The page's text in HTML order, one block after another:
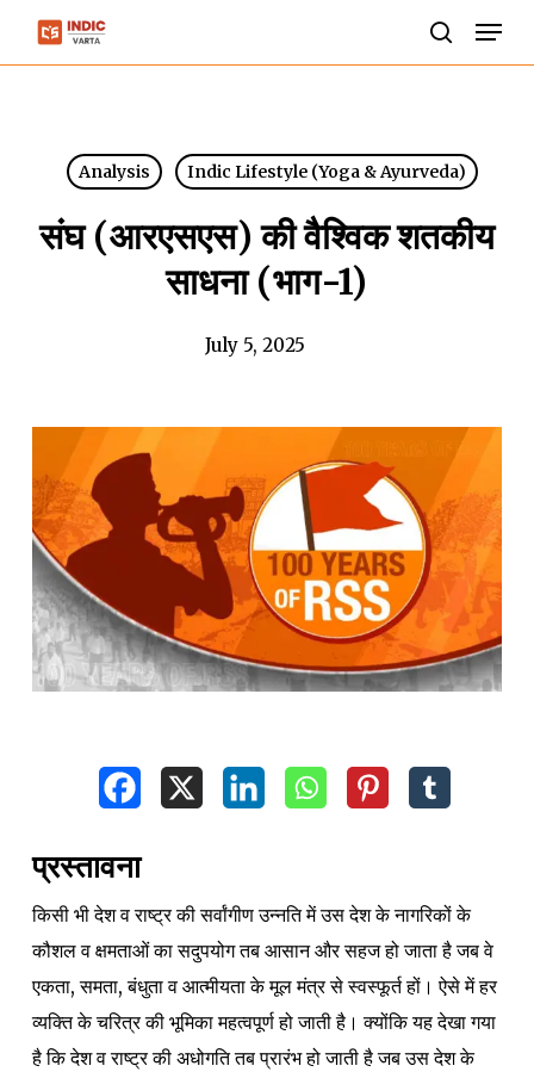
Skip
Analysis Indic Lifestyle (Yoga & Ayurveda)
संघ (आरएसएस) की वैश्विक शतकीय
साधना (भाग-1)
July 5, 2025
प्रस्तावना
किसी भी देश व राष्ट्र की सर्वांगीण उन्नति में उस देश के नागरिकों के
कौशल व क्षमताओं का सदुपयोग तब आसान और सहज हो जाता है जब वे
एकता, समता, बंधुता व आत्मीयता के मूल मंत्र से स्वस्फूर्त हों। ऐसे में हर
व्यक्ति के चरित्र की भूमिका महत्वपूर्ण हो जाती है। क्योंकि यह देखा गया
है कि देश व राष्ट्र की अधोगति तब प्रारंभ हो जाती है जब उस देश के